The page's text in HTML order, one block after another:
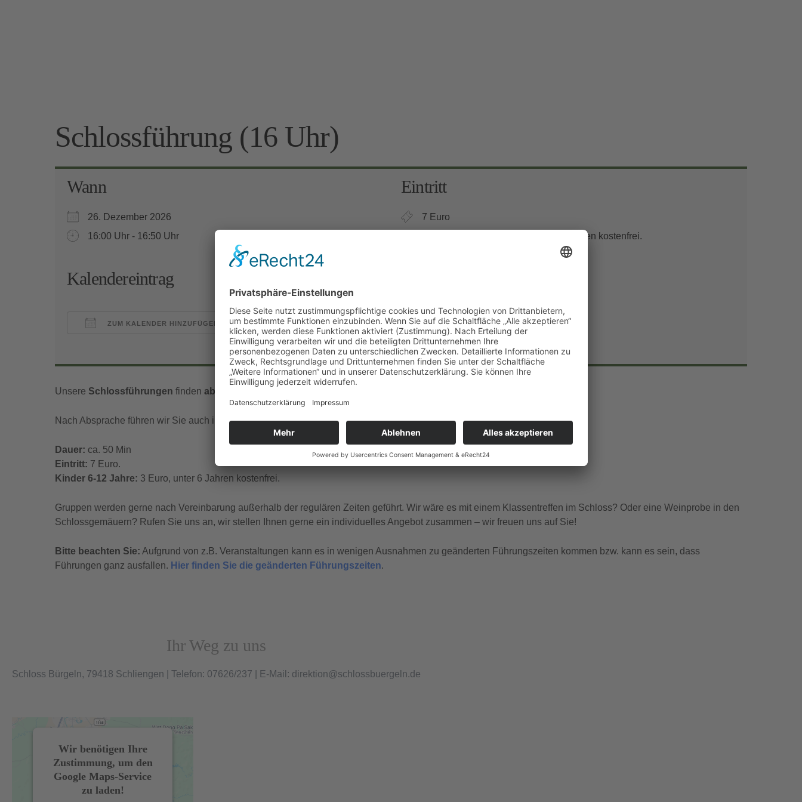
Schlossführung (16 Uhr)
Wann
26. Dezember 2026
16:00 Uhr - 16:50 Uhr
Eintritt
7 Euro
Kinder 6-12 Jahre: 3 Euro, unter 6 Jahren kostenfrei.
Kalendereintrag
ZUM KALENDER HINZUFÜGEN
Google Kalender iCalendar
Unsere Schlossführungen finden ab Mitte November Samstag & Sonntag um 14.00, 15.00 & 16.00 Uhr
Nach Absprache führen wir Sie auch in englischer und französischer Sprache.
Dauer: ca. 50 Min
Eintritt: 7 Euro.
Kinder 6-12 Jahre: 3 Euro, unter 6 Jahren kostenfrei.
Gruppen werden gerne nach Vereinbarung außerhalb der regulären Zeiten geführt. Wir wäre es mit einem Klassentreffen im Schloss? Oder eine Weinprobe in den
Schlossgemäuern? Rufen Sie uns an, wir stellen Ihnen gerne ein individuelles Angebot zusammen – wir freuen uns auf Sie!
Bitte beachten Sie: Aufgrund von z.B. Veranstaltungen kann es in wenigen Ausnahmen zu geänderten Führungszeiten kommen bzw. kann es sein, dass
Führungen ganz ausfallen. Hier finden Sie die geänderten Führungszeiten.
Ihr Weg zu uns
Schloss Bürgeln, 79418 Schliengen | Telefon: 07626/237 | E-Mail: direktion@schlossbuergeln.de
Wir benötigen Ihre
Zustimmung, um den
Google Maps-Service
zu laden!